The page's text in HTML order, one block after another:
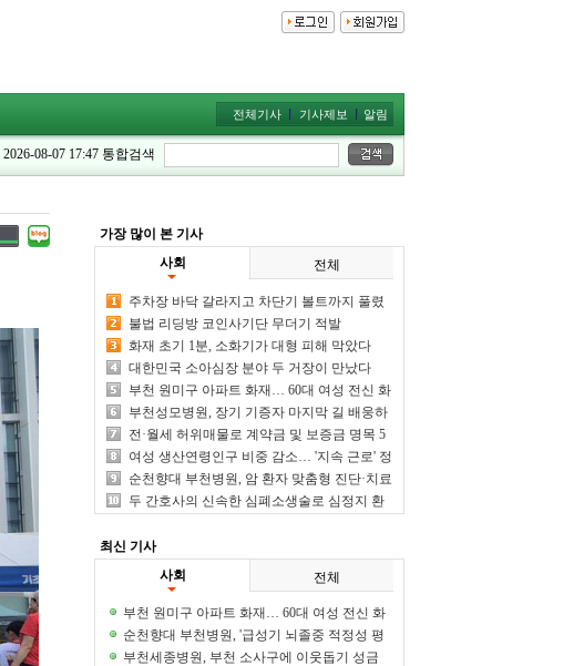
전체기사 기사제보 알림
2026-08-07 17:47 통합검색
가장 많이 본 기사
사회
전체
주차장 바닥 갈라지고 차단기 볼트까지 풀렸
다
불법 리딩방 코인사기단 무더기 적발
화재 초기 1분, 소화기가 대형 피해 막았다
대한민국 소아심장 분야 두 거장이 만났다
부천 원미구 아파트 화재… 60대 여성 전신 화
상
부천성모병원, 장기 기증자 마지막 길 배웅하
며 생명나눔 사랑 되새기다
전·월세 허위매물로 계약금 및 보증금 명목 5
억원 가로챈 일당 적발
여성 생산연령인구 비중 감소… '지속 근로' 정
책 전환 필요
순천향대 부천병원, 암 환자 맞춤형 진단·치료
역량 강화한다
두 간호사의 신속한 심폐소생술로 심정지 환
최신 기사
사회
전체
부천 원미구 아파트 화재… 60대 여성 전신 화
상
순천향대 부천병원, '급성기 뇌졸중 적정성 평
가' 11회 연속 1등급 획득
부천세종병원, 부천 소사구에 이웃돕기 성금